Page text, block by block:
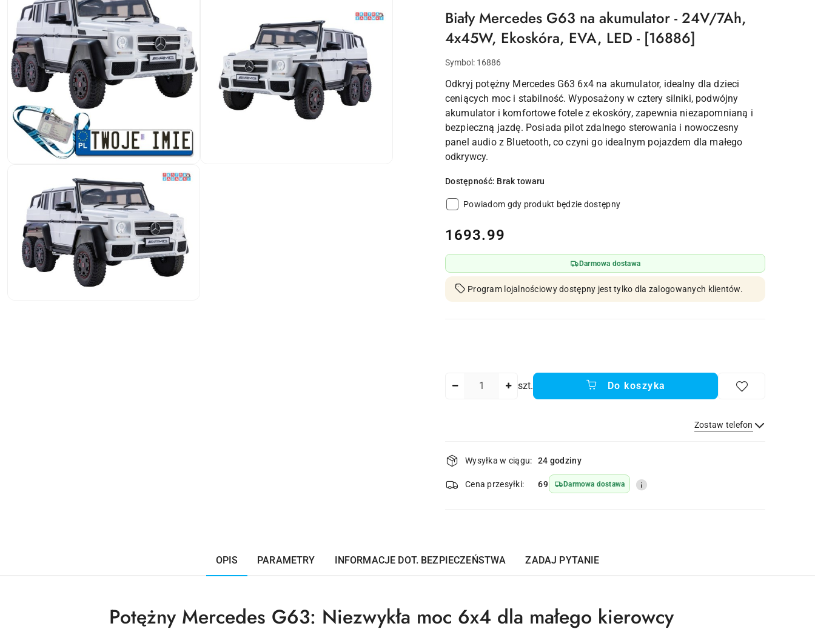
Biały Mercedes G63 na akumulator - 24V/7Ah,
4x45W, Ekoskóra, EVA, LED - [16886]
Symbol: 16886
Odkryj potężny Mercedes G63 6x4 na akumulator, idealny dla dzieci
ceniących moc i stabilność. Wyposażony w cztery silniki, podwójny
akumulator i komfortowe fotele z ekoskóry, zapewnia niezapomnianą i
bezpieczną jazdę. Posiada pilot zdalnego sterowania i nowoczesny
panel audio z Bluetooth, co czyni go idealnym pojazdem dla małego
odkrywcy.
Dostępność: Brak towaru
Powiadom gdy produkt będzie dostępny
cena:
1693.99
Darmowa dostawa
Program lojalnościowy dostępny jest tylko dla zalogowanych klientów.
szt. Do koszyka
Zostaw telefon
Dostępność
i
dostawa
Wysyłka w ciągu: 24 godziny
Cena przesyłki: 69 Darmowa dostawa
OPIS PARAMETRY INFORMACJE DOT. BEZPIECZEŃSTWA ZADAJ PYTANIE
Potężny Mercedes G63: Niezwykła moc 6x4 dla małego kierowcy